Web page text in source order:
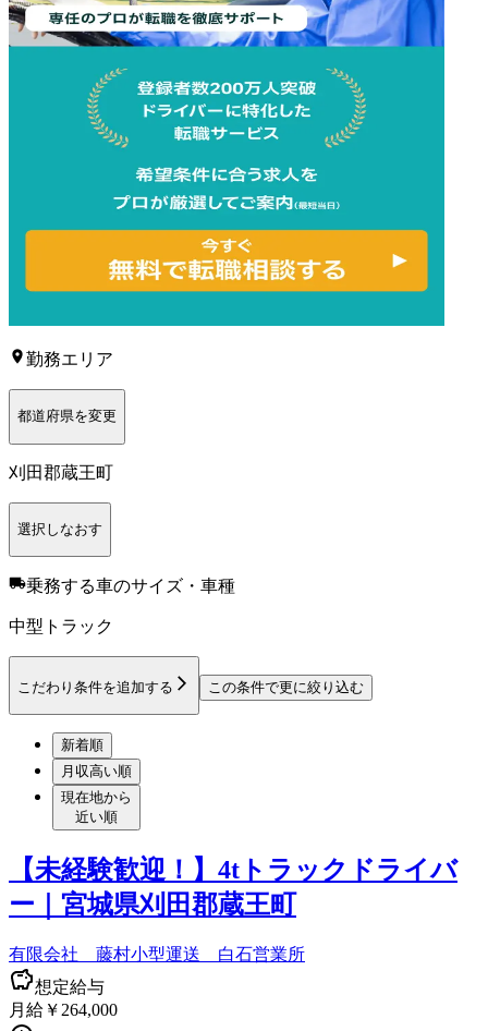
勤務エリア
都道府県を変更
刈田郡蔵王町
選択しなおす
乗務する車のサイズ・車種
中型トラック
こだわり条件を追加する この条件で更に絞り込む
新着順
月収高い順
現在地から
近い順
【未経験歓迎！】4tトラックドライバ
ー｜宮城県刈田郡蔵王町
有限会社 藤村小型運送 白石営業所
想定給与
月給￥264,000